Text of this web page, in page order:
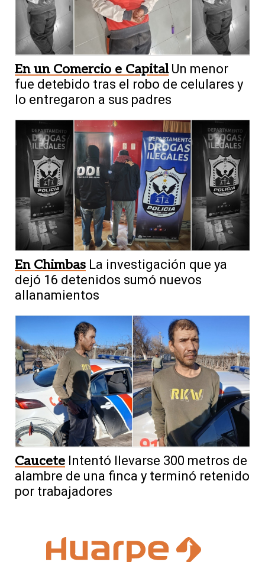
En un Comercio e Capital Un menor
fue detebido tras el robo de celulares y
lo entregaron a sus padres
En Chimbas La investigación que ya
dejó 16 detenidos sumó nuevos
allanamientos
Caucete Intentó llevarse 300 metros de
alambre de una finca y terminó retenido
por trabajadores